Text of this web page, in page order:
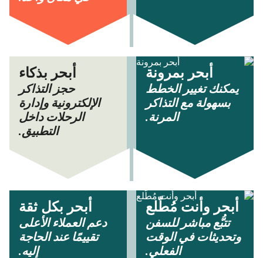
أبحر بمرونة
يمكنك تغيير الخطط
بسهولة مع التذاكر
المرنة.
أبحر بذكاء
حجز التذاكر
الإلكترونية وإدارة
الرحلات داخل
التطبيق.
أبحر وأنت مُطّلع
تتبُّع مباشر للسفن
وتحديثات في الوقت
الفعلي.
أبحر بكل ثقة
دعم العملاء الأعلى
تقييمًا عند الحاجة
إليه.